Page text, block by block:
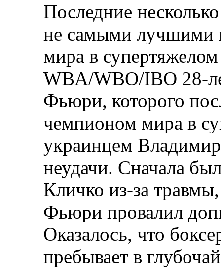
Последние
не самыми лучшими
мира в
WBA/WBO/IBO 28-
Фьюри, которого
чемпионом мира в
украинцем
неудачи. Сначала
Кличко из-за
Фьюри провалил
Оказалось, что
пребывает в